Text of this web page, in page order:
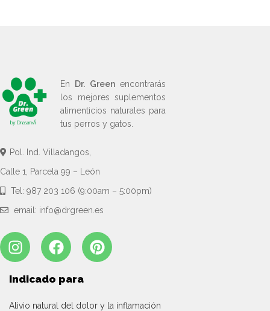
En Dr. Greenencontrarás
los mejores suplementos
alimenticios naturales para
tus perros y gatos.
Pol. Ind. Villadangos,
Calle 1, Parcela 99 – León
Tel: 987 203 106 (9:00am – 5:00pm)
email: info@drgreen.es
Indicado para
Alivio natural del dolor y la inflamación